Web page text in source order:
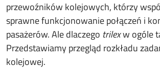
przewoźników kolejowych, którzy
sprawne funkcjonowanie połączeń i
pasażerów. Ale dlaczego trilexw ogóle
Przedstawiamy przegląd rozkładu
kolejowej.